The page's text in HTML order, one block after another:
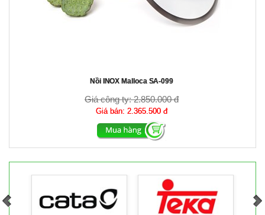
Nồi INOX Malloca SA-099
Giá công ty:2.850.000 đ
Giá bán: 2.365.500 đ